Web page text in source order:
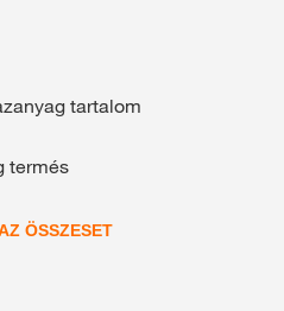
tartalom
termés
ÖSSZESET